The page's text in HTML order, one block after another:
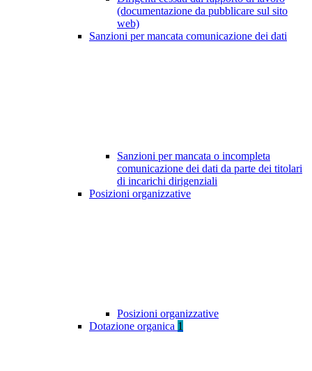
(documentazione da pubblicare sul sito
web)
Sanzioni per mancata comunicazione dei dati
Sanzioni per mancata o incompleta
comunicazione dei dati da parte dei titolari
di incarichi dirigenziali
Posizioni organizzative
Posizioni organizzative
Dotazione organica 1